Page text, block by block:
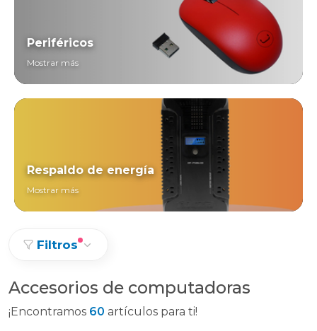
Periféricos
Mostrar más
Respaldo de energía
Mostrar más
Filtros
Accesorios de computadoras
¡Encontramos 60 artículos para ti!